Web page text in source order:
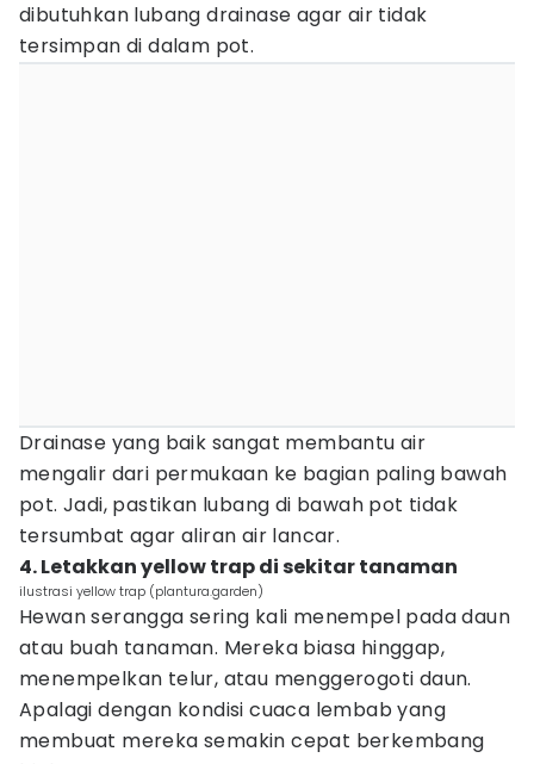
dibutuhkan lubang drainase agar air tidak
tersimpan di dalam pot.
Drainase yang baik sangat membantu air
mengalir dari permukaan ke bagian paling bawah
pot. Jadi, pastikan lubang di bawah pot tidak
tersumbat agar aliran air lancar.
4. Letakkan yellow trap di sekitar tanaman
ilustrasi yellow trap (plantura.garden)
Hewan serangga sering kali menempel pada daun
atau buah tanaman. Mereka biasa hinggap,
menempelkan telur, atau menggerogoti daun.
Apalagi dengan kondisi cuaca lembab yang
membuat mereka semakin cepat berkembang